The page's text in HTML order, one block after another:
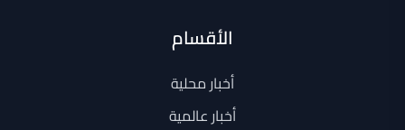
الأقسام
أخبار محلية
أخبار عالمية